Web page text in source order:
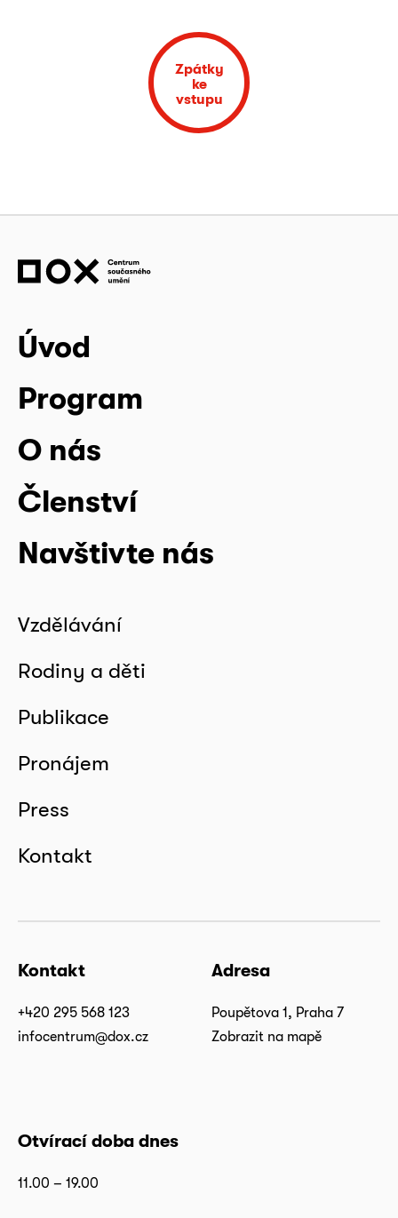
Zpátky
ke
vstupu
Úvod
Program
O nás
Členství
Navštivte nás
Vzdělávání
Rodiny a děti
Publikace
Pronájem
Press
Kontakt
Kontakt
+420 295 568 123
infocentrum@dox.cz
Adresa
Poupětova 1, Praha 7
Zobrazit na mapě
Otvírací doba dnes
11.00 – 19.00